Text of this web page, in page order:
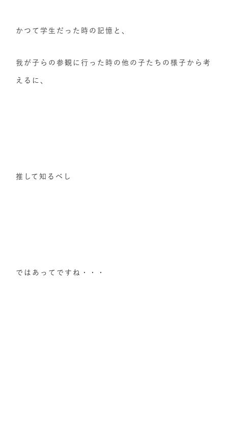
かつて学生だった時の記憶と、
我が子らの参観に行った時の他の子たちの様子から考
えるに、
推して知るべし
ではあってですね・・・